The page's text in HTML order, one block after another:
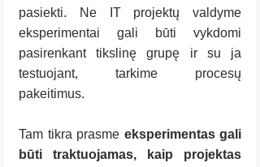
pasiekti. Ne IT projektų valdyme
eksperimentai gali būti vykdomi
pasirenkant tikslinę grupę ir su ja
testuojant, tarkime procesų
pakeitimus.
Tam tikra prasme eksperimentas gali
būti traktuojamas, kaip projektas